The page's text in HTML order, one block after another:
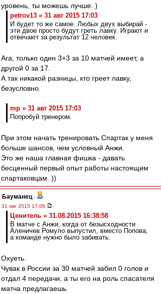
уровень, ты можешь лучше. )
petrov13 » 31 авг 2015 17:03
И будет то же самое. Любых двух выбирай -
эти двое просто будут греть лавку. Играют и
отвечают за результат 12 человек.
Ага, только один 3+3 за 10 матчей имеет, а
другой 0 за 17.
А так никакой разницы, кто греет лавку,
безусловно.
mp » 31 авг 2015 17:03
Попробуй тренером.
При этом начать тренировать Спартак у меня
больше шансов, чем условный Анжи.
Это же наша главная фишка - давать
бесценный первый опыт работы настоящим
спартаковцам. ))
Бауманец -
31 авг 2015 17:08
Ценитель » 31.08.2015 16:38:58
В матче с Анжи, когда от безысходности
Аленичев Ромуло выпустил, вместо Попова,
а команде нужно было забивать.
Охуеть.
Чувак в России за 30 матчей забил 0 голов и
отдал 4 передачи, а ты его на роль спасателя
матча предлагаешь.